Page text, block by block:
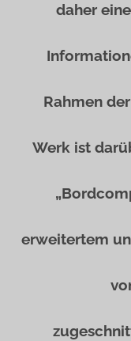
daher
Rahmen
Werk ist
erweitertem